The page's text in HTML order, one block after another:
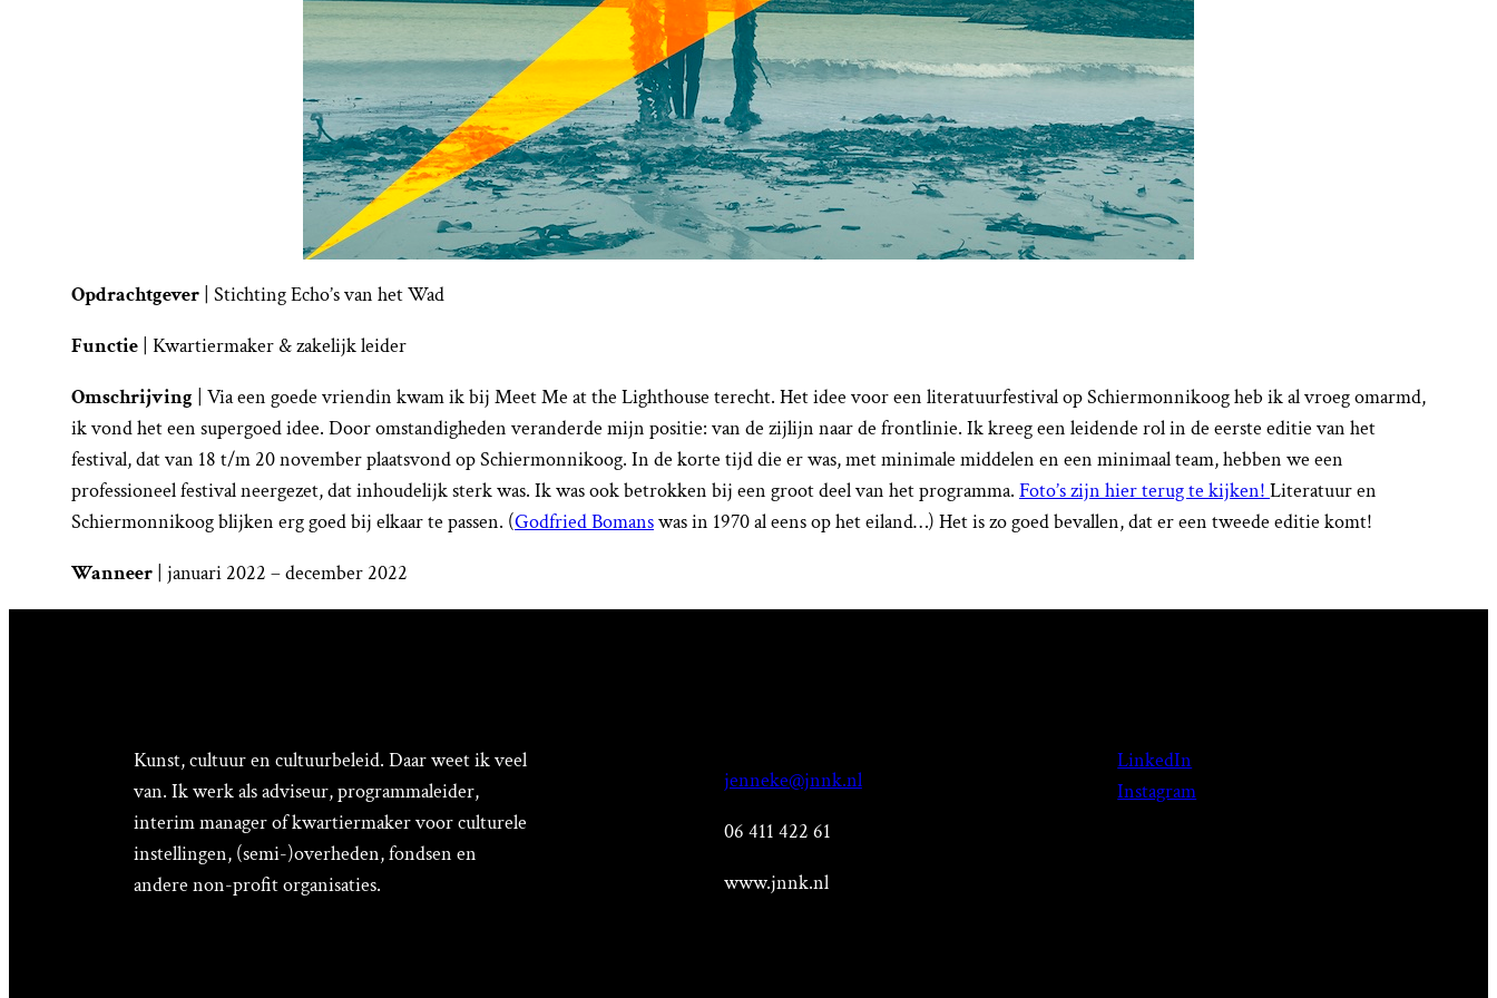
Opdrachtgever | Stichting Echo’s van het Wad
Functie | Kwartiermaker & zakelijk leider
Omschrijving | Via een goede vriendin kwam ik bij Meet Me at the Lighthouse terecht. Het idee voor een literatuurfestival op Schiermonnikoog heb ik al vroeg omarmd,
ik vond het een supergoed idee. Door omstandigheden veranderde mijn positie: van de zijlijn naar de frontlinie. Ik kreeg een leidende rol in de eerste editie van het
festival, dat van 18 t/m 20 november plaatsvond op Schiermonnikoog. In de korte tijd die er was, met minimale middelen en een minimaal team, hebben we een
professioneel festival neergezet, dat inhoudelijk sterk was. Ik was ook betrokken bij een groot deel van het programma. Foto’s zijn hier terug te kijken! Literatuur en
Schiermonnikoog blijken erg goed bij elkaar te passen. (Godfried Bomanswas in 1970 al eens op het eiland…) Het is zo goed bevallen, dat er een tweede editie komt!
Wanneer | januari 2022 – december 2022
Kunst, cultuur en cultuurbeleid. Daar weet ik veel
van. Ik werk als adviseur, programmaleider,
interim manager of kwartiermaker voor culturele
instellingen, (semi-)overheden, fondsen en
andere non-profit organisaties.
jenneke@jnnk.nl
06 411 422 61
www.jnnk.nl
LinkedIn
Instagram